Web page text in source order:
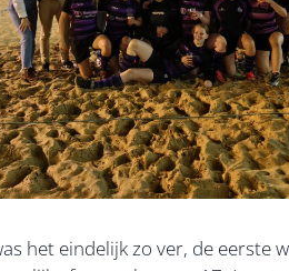
het eindelijk zo ver, de eerste